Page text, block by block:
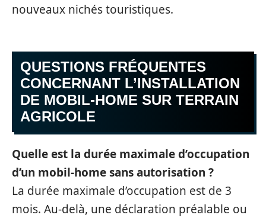
nouveaux nichés touristiques.
QUESTIONS FRÉQUENTES
CONCERNANT L’INSTALLATION
DE MOBIL-HOME SUR TERRAIN
AGRICOLE
Quelle est la durée maximale d’occupation
d’un mobil-home sans autorisation ?
La durée maximale d’occupation est de 3
mois. Au-delà, une déclaration préalable ou